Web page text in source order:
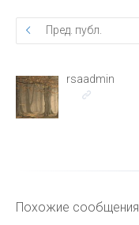
Пред. публ.
rsaadmin
Похожие сообщения